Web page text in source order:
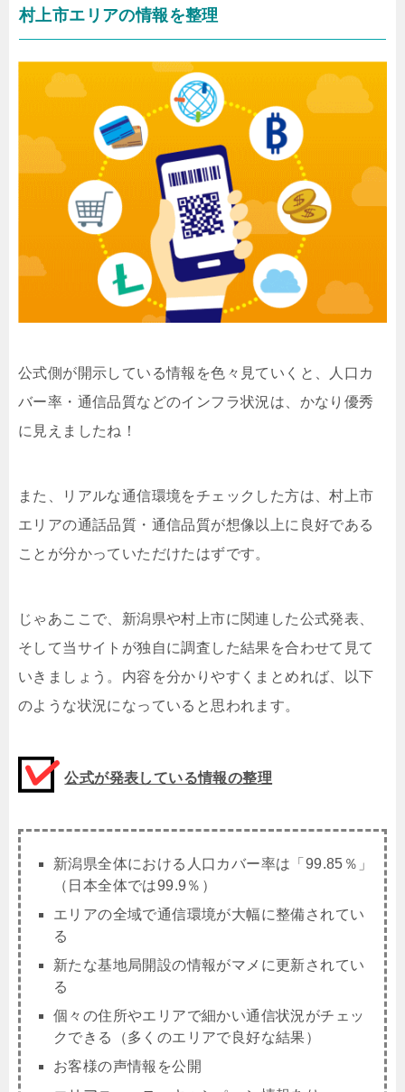
村上市エリアの情報を整理
公式側が開示している情報を色々見ていくと、人口カ
バー率・通信品質などのインフラ状況は、かなり優秀
に見えましたね！
また、リアルな通信環境をチェックした方は、村上市
エリアの通話品質・通信品質が想像以上に良好である
ことが分かっていただけたはずです。
じゃあここで、新潟県や村上市に関連した公式発表、
そして当サイトが独自に調査した結果を合わせて見て
いきましょう。内容を分かりやすくまとめれば、以下
のような状況になっていると思われます。
公式が発表している情報の整理
新潟県全体における人口カバー率は「99.85％」
（日本全体では99.9％）
エリアの全域で通信環境が大幅に整備されてい
る
新たな基地局開設の情報がマメに更新されてい
る
個々の住所やエリアで細かい通信状況がチェッ
クできる（多くのエリアで良好な結果）
お客様の声情報を公開